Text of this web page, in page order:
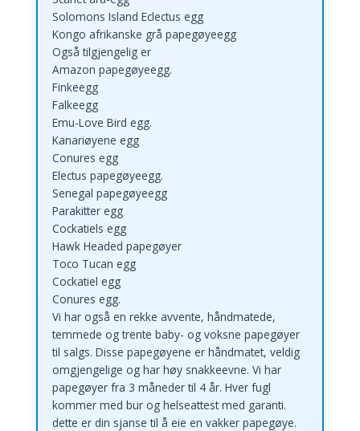
Solomons Island Eclectus egg
Kongo afrikanske grå papegøyeegg
Også tilgjengelig er
Amazon papegøyeegg.
Finkeegg
Falkeegg
Emu-Love Bird egg.
Kanariøyene egg
Conures egg
Electus papegøyeegg.
Senegal papegøyeegg
Parakitter egg
Cockatiels egg
Hawk Headed papegøyer
Toco Tucan egg
Cockatiel egg
Conures egg.
Vi har også en rekke avvente, håndmatede,
temmede og trente baby- og voksne papegøyer
til salgs. Disse papegøyene er håndmatet, veldig
omgjengelige og har høy snakkeevne. Vi har
papegøyer fra 3 måneder til 4 år. Hver fugl
kommer med bur og helseattest med garanti.
dette er din sjanse til å eie en vakker papegøye.